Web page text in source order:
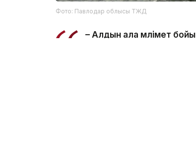
Фото: Павлодар облысы ТЖД
– Алдын ала мәлімет